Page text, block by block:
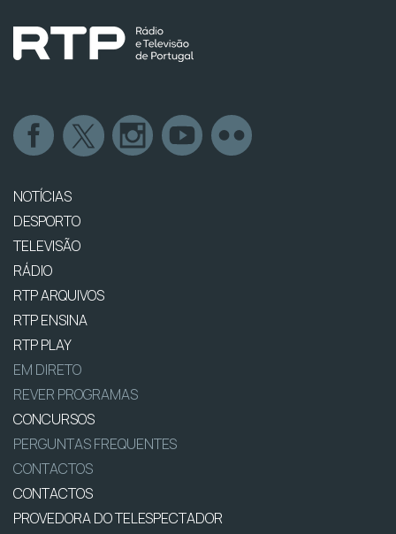
NOTÍCIAS
DESPORTO
TELEVISÃO
RÁDIO
RTP ARQUIVOS
RTP ENSINA
RTP PLAY
EM DIRETO
REVER PROGRAMAS
CONCURSOS
PERGUNTAS FREQUENTES
CONTACTOS
CONTACTOS
PROVEDORA DO TELESPECTADOR